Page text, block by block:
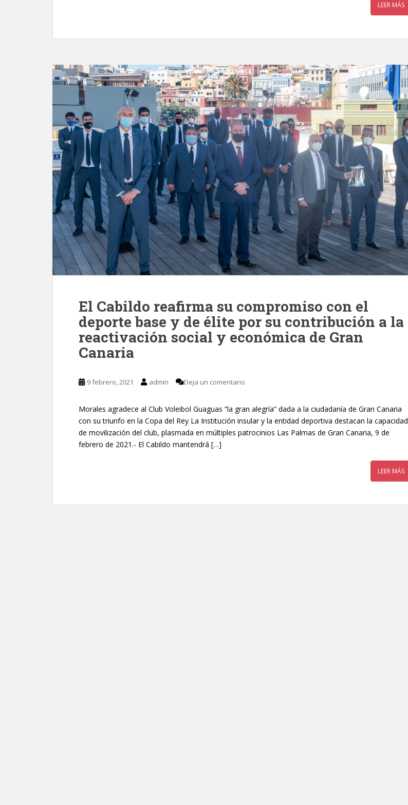
LEER MÁS
El Cabildo reafirma su compromiso con el
deporte base y de élite por su contribución a la
reactivación social y económica de Gran
Canaria
9 febrero, 2021 admin Deja un comentario
Morales agradece al Club Voleibol Guaguas “la gran alegría” dada a la ciudadanía de Gran Canaria
con su triunfo en la Copa del Rey La Institución insular y la entidad deportiva destacan la capacidad
de movilización del club, plasmada en múltiples patrocinios Las Palmas de Gran Canaria, 9 de
febrero de 2021.- El Cabildo mantendrá […]
LEER MÁS